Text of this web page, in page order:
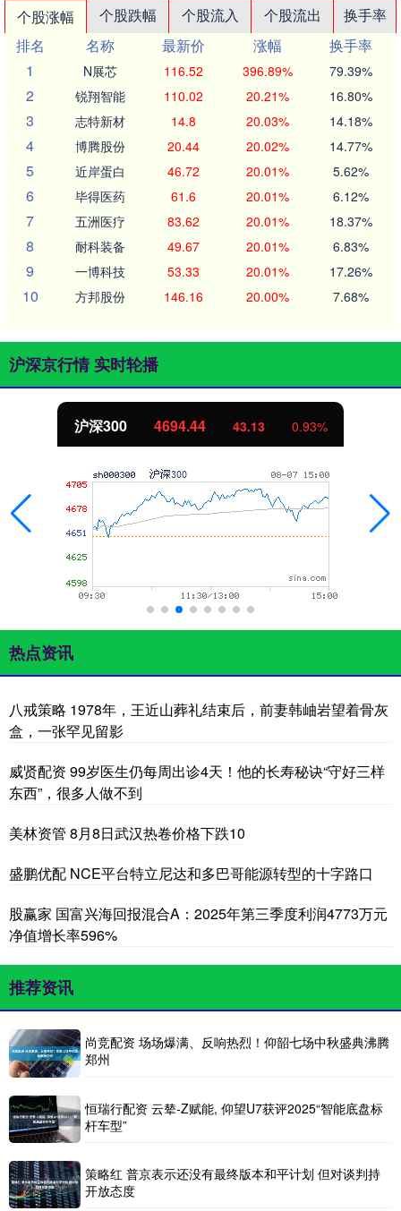
个股涨幅 个股跌幅 个股流入 个股流出
换手率
排名
名称 最新价 涨幅
换手率
1
N展芯 116.52 396.89% 79.39%
2 锐翔智能 110.02 20.21% 16.80%
3 志特新材 14.8 20.03% 14.18%
4 博腾股份 20.44 20.02% 14.77%
5 近岸蛋白 46.72 20.01% 5.62%
6 毕得医药 61.6 20.01% 6.12%
7 五洲医疗 83.62 20.01% 18.37%
8 耐科装备 49.67 20.01% 6.83%
9 一博科技 53.33 20.01% 17.26%
10 方邦股份 146.16 20.00% 7.68%
沪深京行情 实时轮播
沪深300 4694.44 43.13 0.93%
热点资讯
八戒策略 1978年，王近山葬礼结束后，前妻韩岫岩望着骨灰
盒，一张罕见留影
威贤配资 99岁医生仍每周出诊4天！他的长寿秘诀“守好三样
东西”，很多人做不到
美林资管 8月8日武汉热卷价格下跌10
盛鹏优配 NCE平台特立尼达和多巴哥能源转型的十字路口
股赢家 国富兴海回报混合A：2025年第三季度利润4773万元
净值增长率596%
推荐资讯
尚竞配资 场场爆满、反响热烈！仰韶七场中秋盛典沸腾
郑州
恒瑞行配资 云辇-Z赋能, 仰望U7获评2025“智能底盘标
杆车型”
策略红 普京表示还没有最终版本和平计划 但对谈判持
开放态度